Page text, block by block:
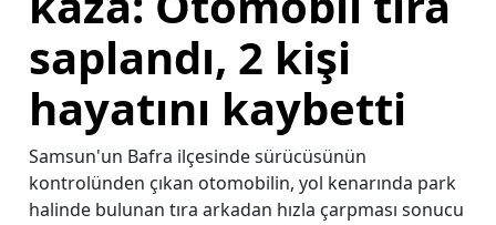
saplandı, 2 kişi
hayatını kaybetti
Samsun'un Bafra ilçesinde sürücüsünün
kontrolünden çıkan otomobilin, yol kenarında park
halinde bulunan tıra arkadan hızla çarpması sonucu